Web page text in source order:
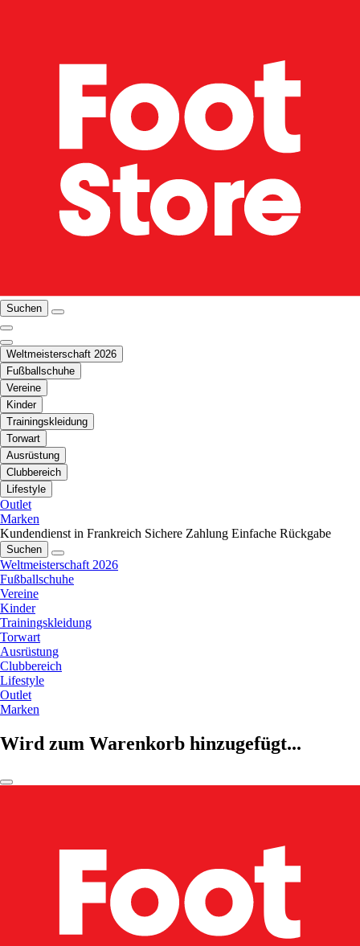
Suchen
Weltmeisterschaft 2026
Fußballschuhe
Vereine
Kinder
Trainingskleidung
Torwart
Ausrüstung
Clubbereich
Lifestyle
Outlet
Marken
Kundendienst in Frankreich Sichere Zahlung Einfache Rückgabe
Suchen
Weltmeisterschaft 2026
Fußballschuhe
Vereine
Kinder
Trainingskleidung
Torwart
Ausrüstung
Clubbereich
Lifestyle
Outlet
Marken
Wird zum Warenkorb hinzugefügt...